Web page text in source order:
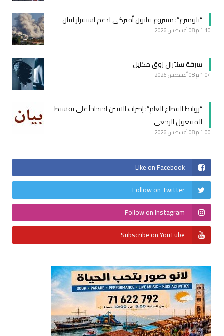
“بلومبرغ”: مشروع قانون أميركي لدعم استقرار لبنان
1:10 م 08 أغسطس 2026
سرقة سنترال زوق مكايل
1:04 م 08 أغسطس 2026
“روابط القطاع العام”: إضراب الاثنين احتجاجاً على تقسيط
المفعول الرجعي
1:00 م 08 أغسطس 2026
Like on Facebook
Follow on Twitter
Follow on Instagram
Subscribe on YouTube